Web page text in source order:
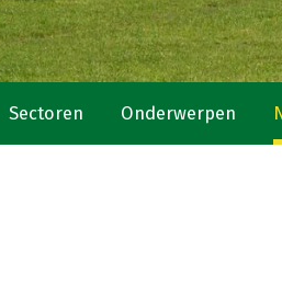
Sectoren Onderwerpen